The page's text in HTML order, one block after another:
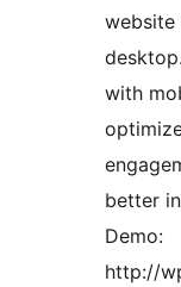
website
with
better
Demo:
http://